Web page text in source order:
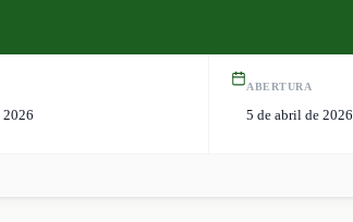
2026
ABERTURA
5 de abril de 2026